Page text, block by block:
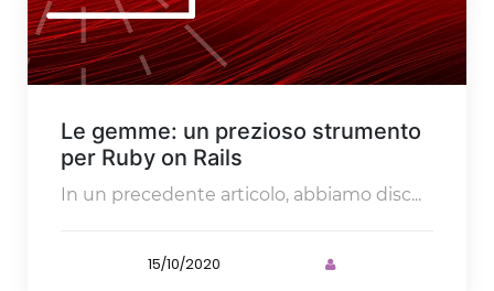
Le gemme: un prezioso strumento
per Ruby on Rails
In un precedente articolo, abbiamo disc...
15/10/2020